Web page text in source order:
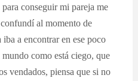
conseguir mi pareja me
al momento de
a encontrar en ese poco
como está ciego, que
vendados, piensa que si no